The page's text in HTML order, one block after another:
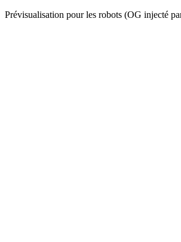
Prévisualisation pour les robots (OG injecté